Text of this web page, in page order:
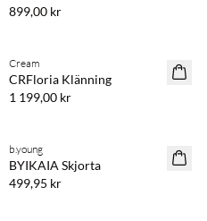
899,00 kr
NYHET
Cream
CRFloria Klänning
1 199,00 kr
NYHET
b.young
BYIKAIA Skjorta
499,95 kr